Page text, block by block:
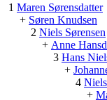
1 Maren Sørensdatter
+ Søren Knudsen
2 Niels Sørensen
+ Anne
3 Hans
+
4
+